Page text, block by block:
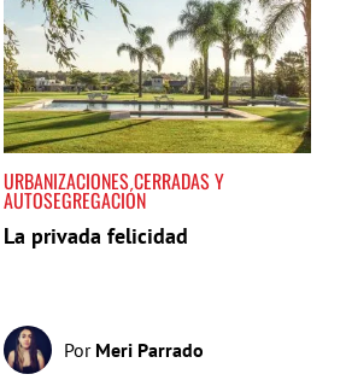
URBANIZACIONES CERRADAS Y
AUTOSEGREGACIÓN
La privada felicidad
Por Meri Parrado